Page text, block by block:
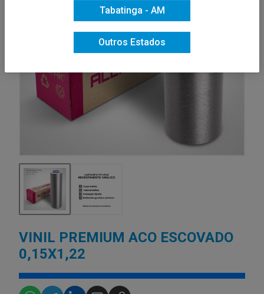
VINIL PREMIUM ACO ESCOVADO
0,15X1,22
Tabatinga - AM
Outros Estados